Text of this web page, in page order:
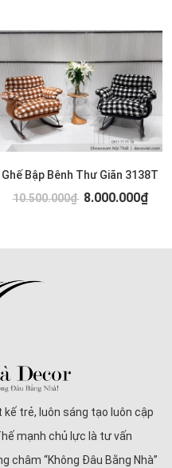
Ghế Bập Bênh Thư Giãn 3138T
10.500.000₫ 8.000.000₫
trẻ, luôn sáng tạo luôn cập
mạnh chủ lực là tư vấn
châm “Không Đâu Bằng Nhà”